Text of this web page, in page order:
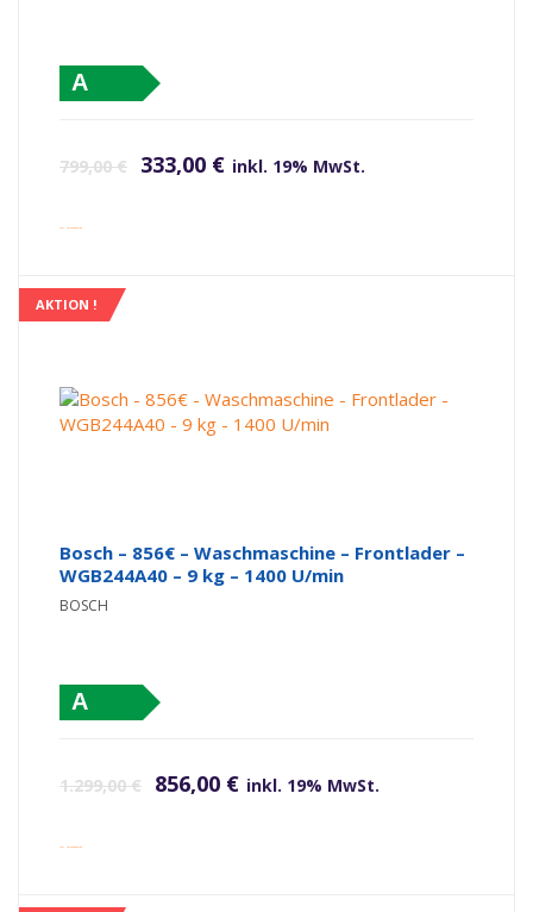
A
799,00€ 333,00 € inkl. 19% MwSt.
AKTION !
Bosch – 856€ – Waschmaschine – Frontlader –
WGB244A40 – 9 kg – 1400 U/min
BOSCH
A
1.299,00€ 856,00 € inkl. 19% MwSt.
inkl. Versandkosten